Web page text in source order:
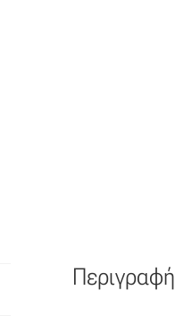
Περιγραφή